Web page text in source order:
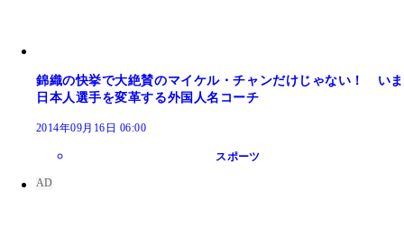
錦織の快挙で大絶賛のマイケル・チャンだけじゃない！ いま
日本人選手を変革する外国人名コーチ
2014年09月16日 06:00
スポーツ